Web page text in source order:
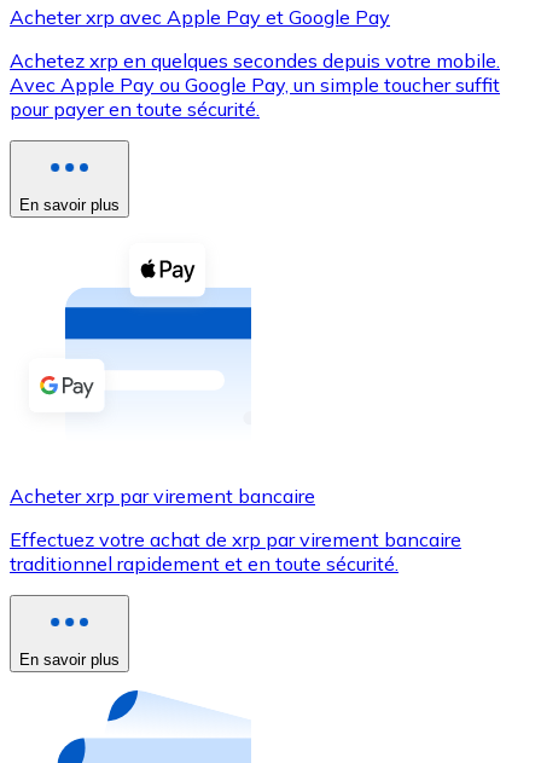
XRP
XRP
Voir toutes
Coupons crypto
Achetez des cryptomonnaies en espèces et d'autres
Acheter avec espèces
Virement SEPA
Utilisez les cartes Visa et Mastercard pour acheter
Acheter avec carte
Nouveau
Achetez des cartes-cadeaux de vos marques
Acheter xrp avec Apple Pay et Google Pay
Achetez xrp en quelques secondes depuis votre mobile.
Avec Apple Pay ou Google Pay, un simple toucher suffit
pour payer en toute sécurité.
En savoir plus
Acheter xrp par virement bancaire
Effectuez votre achat de xrp par virement bancaire
traditionnel rapidement et en toute sécurité.
En savoir plus